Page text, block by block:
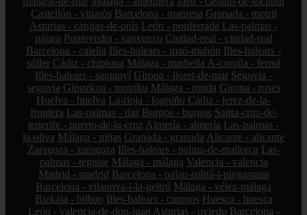
Castellón - vinaròs Barcelona - manresa Granada - motril
Asturias - cangas-de-onís León - ponferrada Las-palmas -
pájara Pontevedra - sanxenxo Ciudad-real - ciudad-real
Barcelona - calella Illes-balears - maó-mahón Illes-balears -
sóller Cádiz - chipiona Málaga - marbella A-coruña - ferrol
Illes-balears - santanyí Girona - lloret-de-mar Segovia -
segovia Gipuzkoa - mutriku Málaga - ronda Girona - roses
Huelva - huelva La-rioja - logroño Cádiz - jerez-de-la-
frontera Las-palmas - tías Burgos - burgos Santa-cruz-de-
tenerife - puerto-de-la-cruz Almería - almería Las-palmas -
la-oliva Málaga - mijas Granada - granada Alicante - alicante
Zaragoza - zaragoza Illes-balears - palma-de-mallorca Las-
palmas - teguise Málaga - málaga Valencia - valencia
Madrid - madrid Barcelona - palau-solità-i-plegamans
Barcelona - vilanova-i-la-geltrú Málaga - vélez-málaga
Bizkaia - bilbao Illes-balears - campos Huesca - huesca
León - valencia-de-don-juan Asturias - oviedo Barcelona -